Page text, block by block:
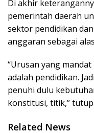
Di akhir
pemerintah daerah
sektor pendidikan
anggaran sebagai
“Urusan yang
adalah pendidikan.
penuhi dulu
konstitusi, titik,”
Related News